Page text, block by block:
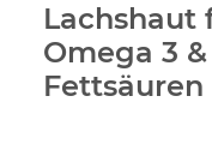
Lachshaut
Omega 3
Fettsäuren